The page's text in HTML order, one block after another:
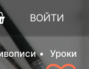
ВОЙТИ
Уроки